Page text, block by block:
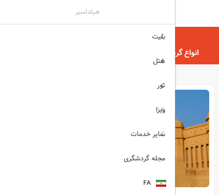
هیلداسیر
انواع گردشگری در ایران و جهان | کامل‌ ترین راهنمای سفر
هیلداسیر
بلیت
هتل
تور
ویزا
سایر خدمات
مجله گردشگری
FA